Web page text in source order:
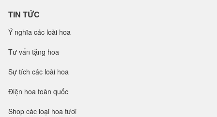
TIN TỨC
Ý nghĩa các loài hoa
Tư vấn tặng hoa
Sự tích các loài hoa
Điện hoa toàn quốc
Shop các loại hoa tươi